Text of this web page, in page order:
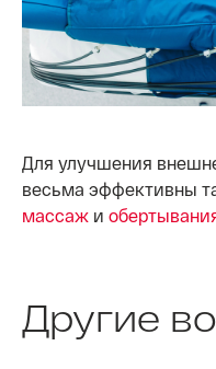
Для улучшения
весьма эффективны
массаж и
Другие